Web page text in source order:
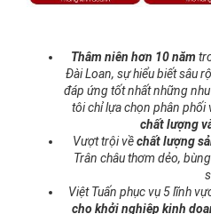
Thâm niên hơn 10năm
Đài Loan, sự hiểu biết sâu
đáp ứng tốt nhất những
tôi chỉ lựa chọn phân phối
chất lượng
Vượt trội vềchất lượng
Trân châu thơm dẻo,
Việt Tuấn phục vụ 5 lĩnh
cho khởi nghiệp kinh